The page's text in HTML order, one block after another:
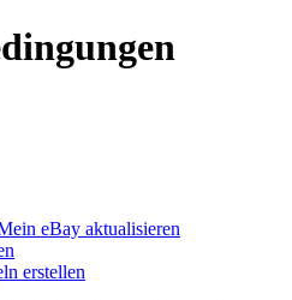
eBay aktualisieren
erstellen